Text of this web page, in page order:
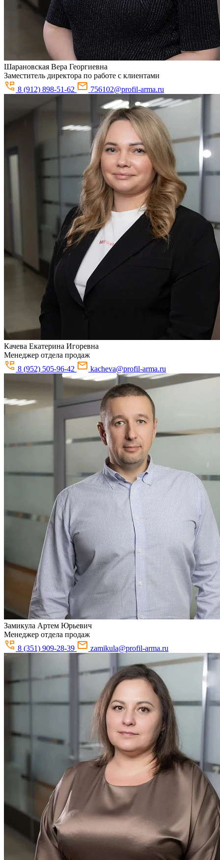
Шарановская Вера Георгиевна
Заместитель директора по работе с клиентами
8 (912) 898-51-62
756102@profil-arma.ru
Качева Екатерина Игоревна
Менеджер отдела продаж
8 (952) 505-96-42
kacheva@profil-arma.ru
Замикула Артем Юрьевич
Менеджер отдела продаж
8 (351) 909-28-39
zamikula@profil-arma.ru